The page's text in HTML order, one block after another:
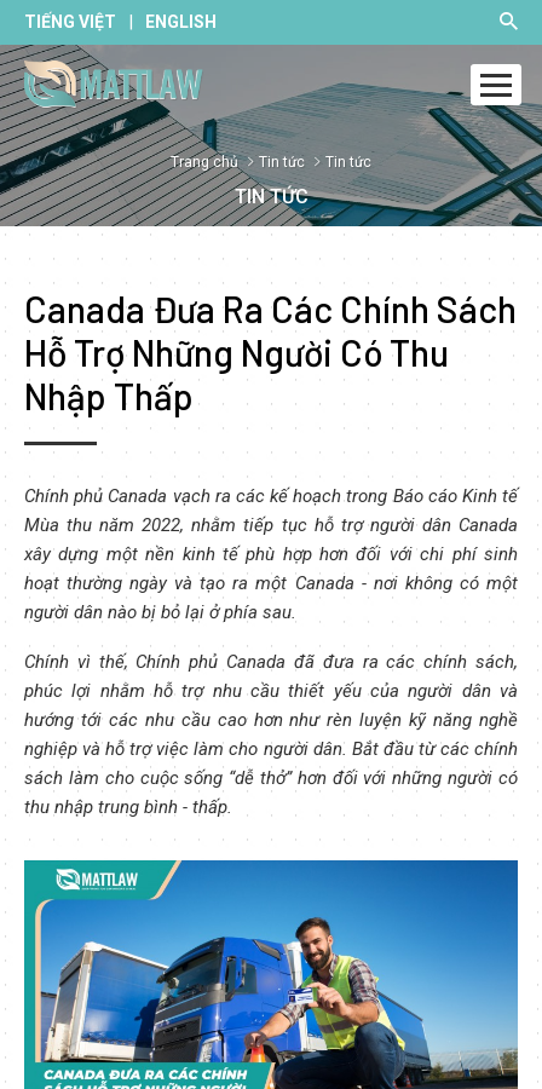
TIẾNG VIỆT | ENGLISH
Trang chủ Tin tức Tin tức
TIN TỨC
Canada Đưa Ra Các Chính Sách
Hỗ Trợ Những Người Có Thu
Nhập Thấp
Chính phủ Canada vạch ra các kế hoạch trong Báo cáo Kinh tế
Mùa thu năm 2022, nhằm tiếp tục hỗ trợ người dân Canada
xây dựng một nền kinh tế phù hợp hơn đối với chi phí sinh
hoạt thường ngày và tạo ra một Canada - nơi không có một
người dân nào bị bỏ lại ở phía sau.
Chính vì thế, Chính phủ Canada đã đưa ra các chính sách,
phúc lợi nhằm hỗ trợ nhu cầu thiết yếu của người dân và
hướng tới các nhu cầu cao hơn như rèn luyện kỹ năng nghề
nghiệp và hỗ trợ việc làm cho người dân. Bắt đầu từ các chính
sách làm cho cuộc sống “dễ thở” hơn đối với những người có
thu nhập trung bình - thấp.